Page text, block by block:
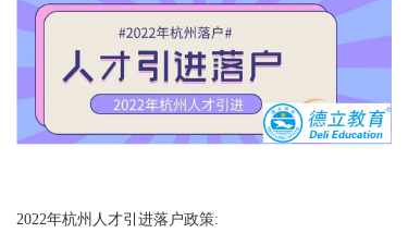
2022年杭州人才引进落户政策: